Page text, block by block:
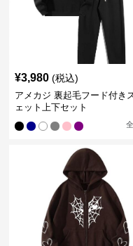
¥3,980 (税込)
アメカジ 裏起毛フード付き
ェット上下セット
全